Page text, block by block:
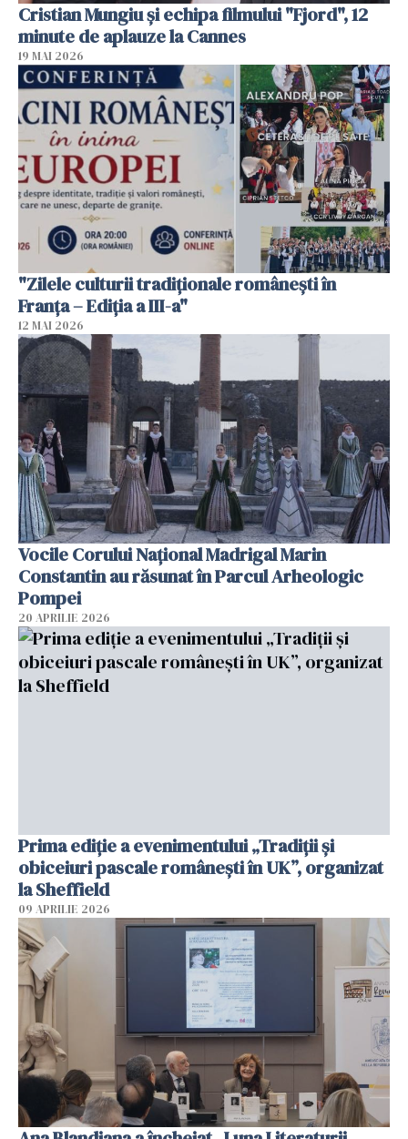
Cristian Mungiu şi echipa filmului "Fjord", 12
minute de aplauze la Cannes
19 MAI 2026
"Zilele culturii tradiționale românești în
Franța – Ediția a III-a"
12 MAI 2026
Vocile Corului Național Madrigal Marin
Constantin au răsunat în Parcul Arheologic
Pompei
20 APRILIE 2026
Prima ediție a evenimentului „Tradiții și
obiceiuri pascale românești în UK”, organizat
la Sheffield
09 APRILIE 2026